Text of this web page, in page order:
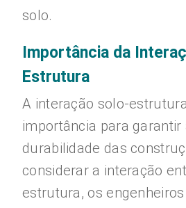
solo.
Importância da
Estrutura
A interação solo-
importância para garantir
durabilidade das
considerar a interação
estrutura, os